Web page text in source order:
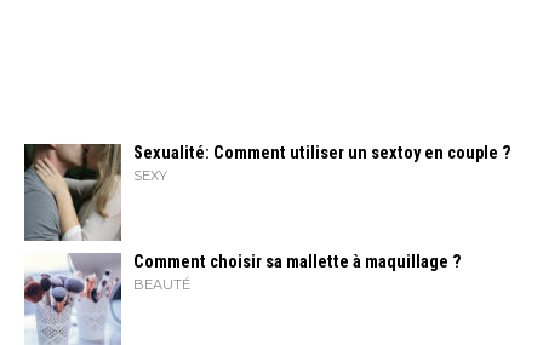
Sexualité: Comment utiliser un sextoy en couple ?
SEXY
Comment choisir sa mallette à maquillage ?
BEAUTÉ